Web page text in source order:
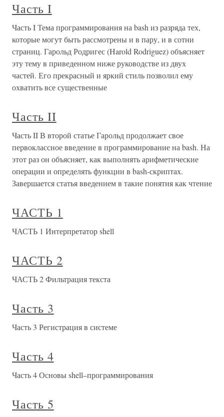
Часть I
Часть I Тема программирования на bash из разряда тех,
которые могут быть рассмотрены и в пару, и в сотни
страниц. Гарольд Родригес (Harold Rodriguez) объясняет
эту тему в приведенном ниже руководстве из двух
частей. Его прекрасный и яркий стиль позволил ему
охватить все существенные
Часть II
Часть II В второй статье Гарольд продолжает свое
первоклассное введение в программирование на bash. На
этот раз он объясняет, как выполнять арифметические
операции и определять функции в bash-скриптах.
Завершается статья введением в такие понятия как чтение
ЧАСТЬ 1
ЧАСТЬ 1 Интерпретатор shell
ЧАСТЬ 2
ЧАСТЬ 2 Фильтрация текста
Часть 3
Часть 3 Регистрация в системе
Часть 4
Часть 4 Основы shell–программирования
Часть 5